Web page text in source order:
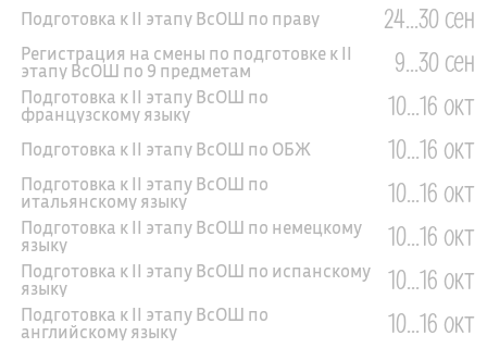
Подготовка к II этапу ВсОШ по праву 24...30 сен
Регистрация на смены по подготовке к II
этапу ВсОШ по 9 предметам 9...30 сен
Подготовка к II этапу ВсОШ по
французскому языку 10...16 окт
Подготовка к II этапу ВсОШ по ОБЖ 10...16 окт
Подготовка к II этапу ВсОШ по
итальянскому языку 10...16 окт
Подготовка к II этапу ВсОШ по немецкому
языку 10...16 окт
Подготовка к II этапу ВсОШ по испанскому
языку 10...16 окт
Подготовка к II этапу ВсОШ по
английскому языку 10...16 окт